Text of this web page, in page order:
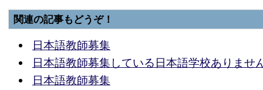
関連の記事もどうぞ！
日本語教師募集
日本語教師募集している日本語学校ありませ
日本語教師募集